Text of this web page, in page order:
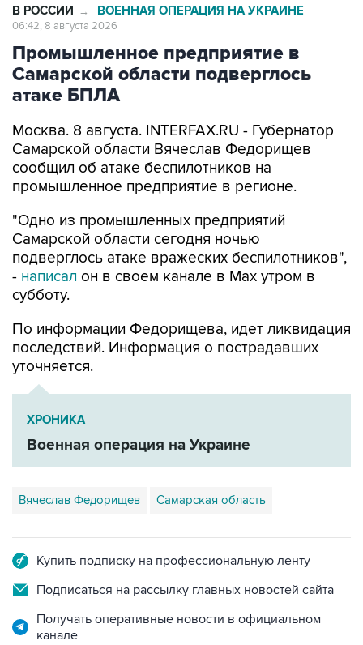
В РОССИИ → ВОЕННАЯ ОПЕРАЦИЯ НА УКРАИНЕ
06:42, 8 августа 2026
Промышленное предприятие в
Самарской области подверглось
атаке БПЛА
Москва. 8 августа. INTERFAX.RU - Губернатор
Самарской области Вячеслав Федорищев
сообщил об атаке беспилотников на
промышленное предприятие в регионе.
"Одно из промышленных предприятий
Самарской области сегодня ночью
подверглось атаке вражеских беспилотников",
- написал он в своем канале в Max утром в
субботу.
По информации Федорищева, идет ликвидация
последствий. Информация о пострадавших
уточняется.
ХРОНИКА
Военная операция на Украине
Вячеслав Федорищев Самарская область
Купить подписку на профессиональную ленту
Подписаться на рассылку главных новостей сайта
Получать оперативные новости в официальном
канале